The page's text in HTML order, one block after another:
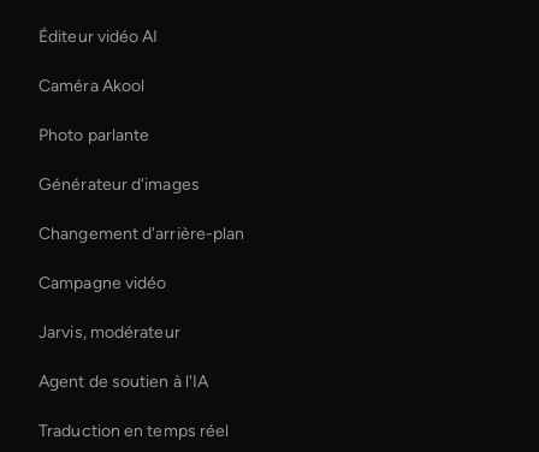
Éditeur vidéo AI
Caméra Akool
Photo parlante
Générateur d'images
Changement d'arrière-plan
Campagne vidéo
Jarvis, modérateur
Agent de soutien à l'IA
Traduction en temps réel